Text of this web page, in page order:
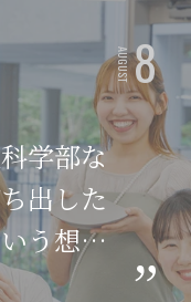
AUGUST8
学部な
出した
う想い
はスタ